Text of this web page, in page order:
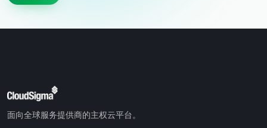
面向全球服务提供商的主权云平台。